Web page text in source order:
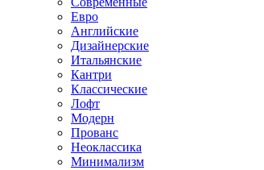
Евро
Английские
Дизайнерские
Итальянские
Кантри
Классические
Лофт
Модерн
Прованс
Неоклассика
Минимализм